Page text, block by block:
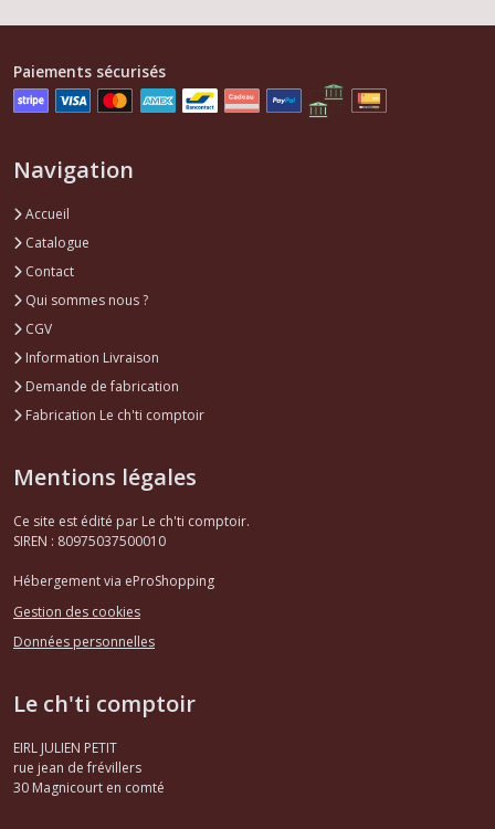
Paiements sécurisés
Navigation
Accueil
Catalogue
Contact
Qui sommes nous ?
CGV
Information Livraison
Demande de fabrication
Fabrication Le ch'ti comptoir
Mentions légales
Ce site est édité par Le ch'ti comptoir.
SIREN : 80975037500010
Hébergement via eProShopping
Gestion des cookies
Données personnelles
Le ch'ti comptoir
EIRL JULIEN PETIT
rue jean de frévillers
30 Magnicourt en comté